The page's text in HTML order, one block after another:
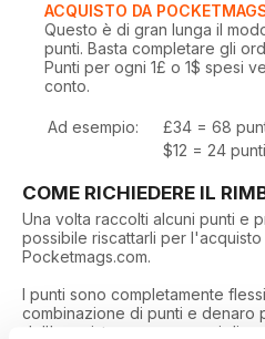
ACQUISTO DA
Questo è di gran lunga il
punti. Basta completare gli
Punti per ogni 1£ o 1$ spesi
conto.
Ad esempio:
£34 = 68
$12 = 24 punti
COME RICHIEDERE IL
Una volta raccolti alcuni punti e
possibile riscattarli per l'acquisto
Pocketmags.com.
I punti sono completamente
combinazione di punti e denaro
dell'acquisto, oppure, se si